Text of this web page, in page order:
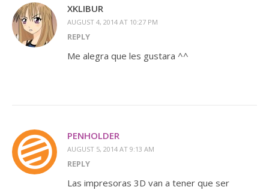
XKLIBUR
AUGUST 4, 2014 AT 10:27 PM
REPLY
Me alegra que les gustara ^^
PENHOLDER
AUGUST 5, 2014 AT 9:13 AM
REPLY
Las impresoras 3D van a tener que ser